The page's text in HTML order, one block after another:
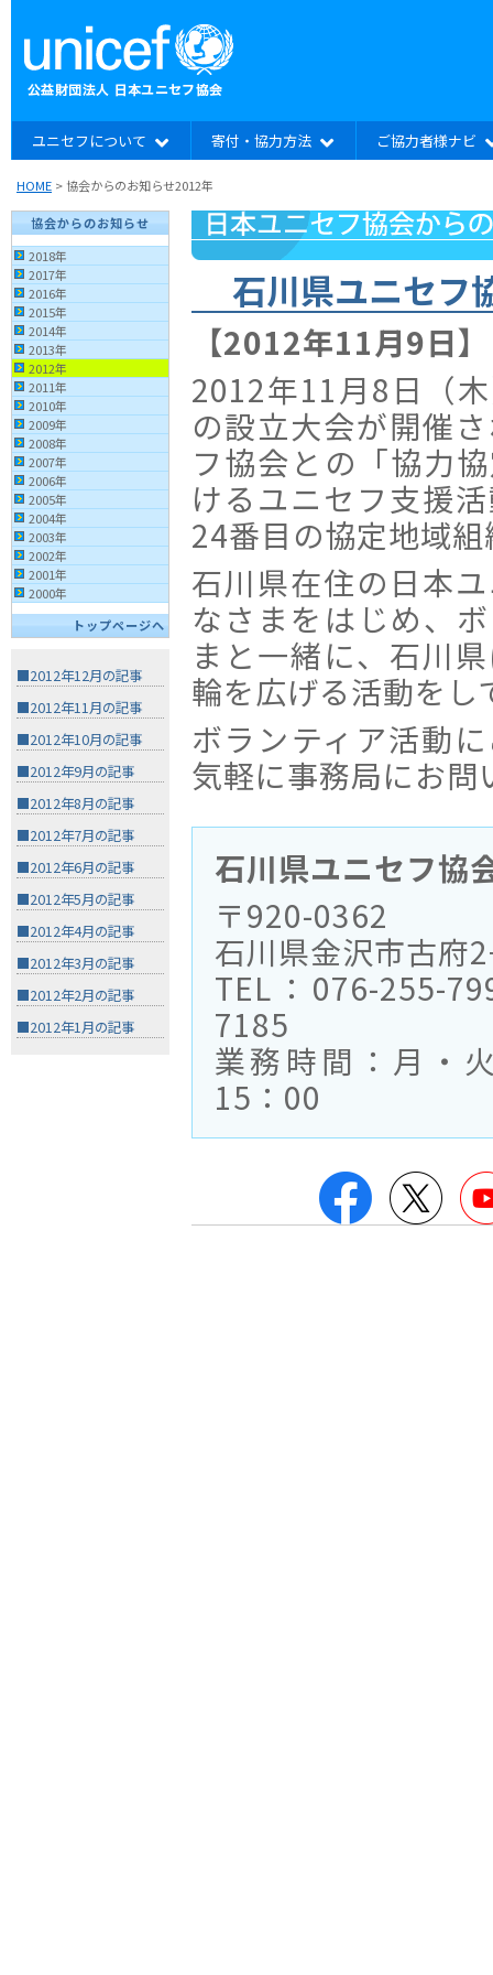
ユニセフについて 寄付・協力方法 ご協力者様ナビ
HOME > 協会からのお知らせ2012年
協会からのお知らせ
2018年
2017年
2016年
2015年
2014年
2013年
2012年
2011年
2010年
2009年
2008年
2007年
2006年
2005年
2004年
2003年
2002年
2001年
2000年
トップページへ
■2012年12月の記事
■2012年11月の記事
■2012年10月の記事
■2012年9月の記事
■2012年8月の記事
■2012年7月の記事
■2012年6月の記事
■2012年5月の記事
■2012年4月の記事
■2012年3月の記事
■2012年2月の記事
■2012年1月の記事
石川県ユニセフ
【2012年11月9日】
2012年11月8日（
の設立大会が開催
フ協会との「協力
けるユニセフ支援
24番目の協定地域
石川県在住の日本
なさまをはじめ、
まと一緒に、石川
輪を広げる活動をし
ボランティア活動
気軽に事務局にお
石川県ユニセフ協
〒920-0362
石川県金沢市古府
TEL：076-255-
7185
業務時間：月・
15：00
Facebook